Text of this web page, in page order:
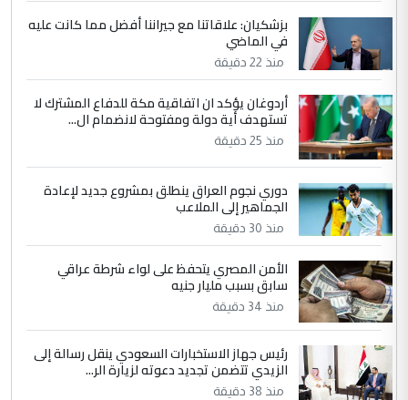
سردار
التعليق : واحد من عصابة علي ماما يسقط
ابا فرات ...
الموضوع :
الجواهري يرد على صدام حسين سل
مضجعيك يابن الزنا (نص كامل)
سردار
التعليق : واحد من عصابة علي ماما يسقط
جنسية الرافد الثالث للعراق ومن اصول عريقة
ابا فرات ...
الموضوع :
الجواهري يرد على صدام حسين سل
مضجعيك يابن الزنا (نص كامل)
بزشكيان: علاقاتنا مع جيراننا أفضل مما كانت عليه
في الماضي
منذ 22 دقيقة
أردوغان يؤكد ان اتفاقية مكة للدفاع المشترك لا
تستهدف أية دولة ومفتوحة لانضمام ال...
منذ 25 دقيقة
دوري نجوم العراق ينطلق بمشروع جديد لإعادة
الجماهير إلى الملاعب
منذ 30 دقيقة
الأمن المصري يتحفظ على لواء شرطة عراقي
سابق بسبب مليار جنيه
منذ 34 دقيقة
رئيس جهاز الاستخبارات السعودي ينقل رسالة إلى
الزيدي تتضمن تجديد دعوته لزيارة الر...
منذ 38 دقيقة